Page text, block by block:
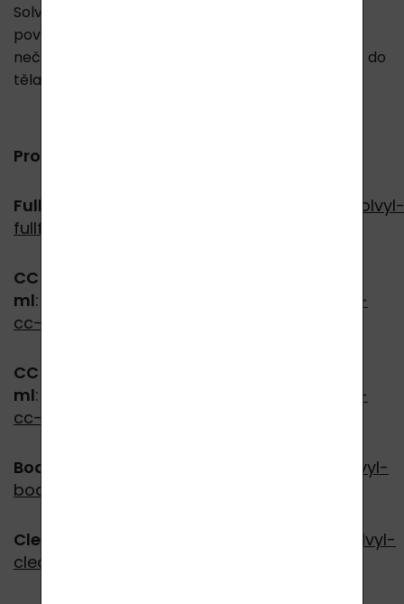
Solvyl Hair a Solvyl Clean). Tyto Vám každý den z
povrchu těla odstraní nanesené těžké kovy a jiné
nečistoty a pachy. Tím se zabrání jejich pronikání do
těla.
Produkty řady SOLVYL:
Fullflex
https://www.lavycosmetics.com/solvyl-
fullflex-30-ml
CC 50
ml :
https://www.lavycosmetics.com/solvyl-
cc-50-ml
CC 150
ml :
https://www.lavycosmetics.com/solvyl-
cc-150-ml
Body
https://www.lavycosmetics.com/solvyl-
body-200-ml
Clean
https://www.lavycosmetics.com/solvyl-
clean-200-ml